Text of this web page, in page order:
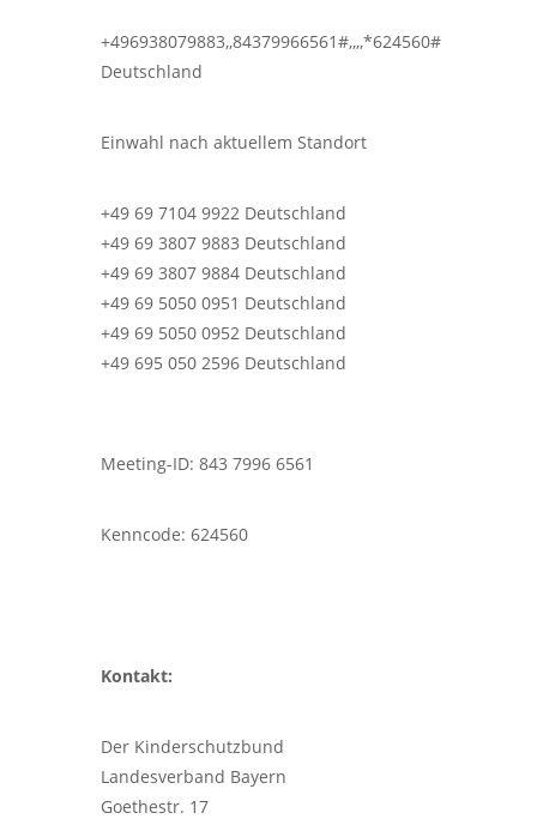
+496938079883,,84379966561#,,,,*624560#
Deutschland
Einwahl nach aktuellem Standort
+49 69 7104 9922 Deutschland
+49 69 3807 9883 Deutschland
+49 69 3807 9884 Deutschland
+49 69 5050 0951 Deutschland
+49 69 5050 0952 Deutschland
+49 695 050 2596 Deutschland
Meeting-ID: 843 7996 6561
Kenncode: 624560
Kontakt:
Der Kinderschutzbund
Landesverband Bayern
Goethestr. 17